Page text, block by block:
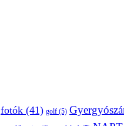
fotók (41) golf (5)